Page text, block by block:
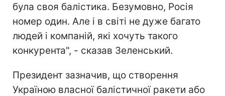
була своя балістика. Безумовно, Росія
номер один. Але і в світі не дуже багато
людей і компаній, які хочуть такого
конкурента", - сказав Зеленський.
Президент зазначив, що створення
Україною власної балістичної ракети або